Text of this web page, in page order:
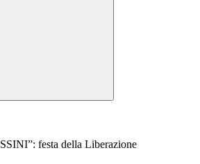
festa della Liberazione